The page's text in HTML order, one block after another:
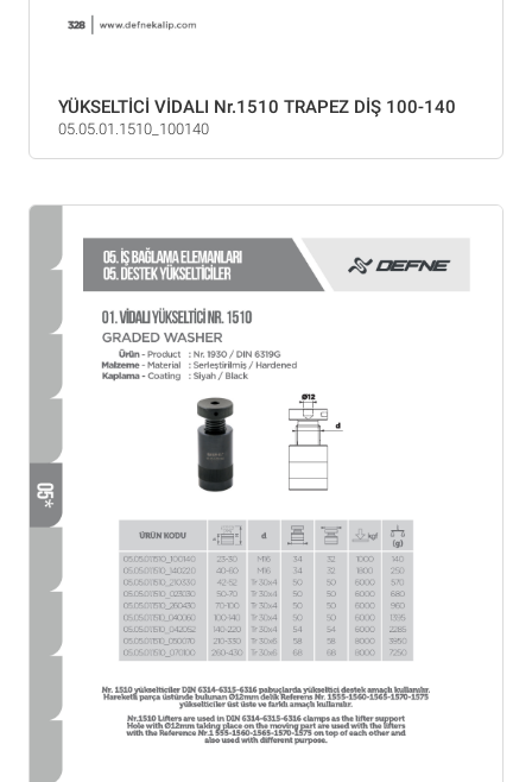
YÜKSELTİCİ VİDALI Nr.1510 TRAPEZ DİŞ 100-140
05.05.01.1510_100140